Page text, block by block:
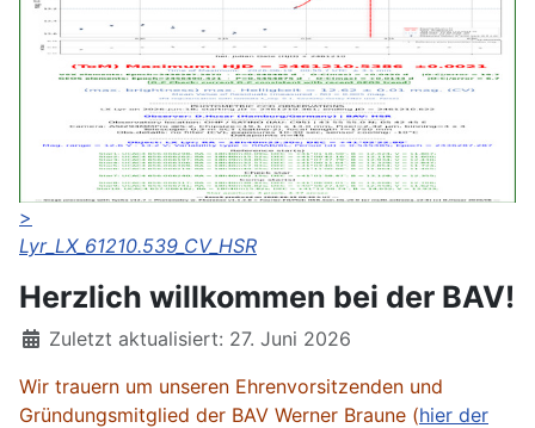
>
Lyr_LX_61210.539_CV_HSR
Herzlich willkommen bei der BAV!
DetailsZuletzt aktualisiert: 27. Juni 2026
Wir trauern um unseren Ehrenvorsitzenden und
Gründungsmitglied der BAV Werner Braune (hier der